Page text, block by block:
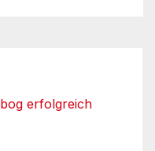
erfolgreich